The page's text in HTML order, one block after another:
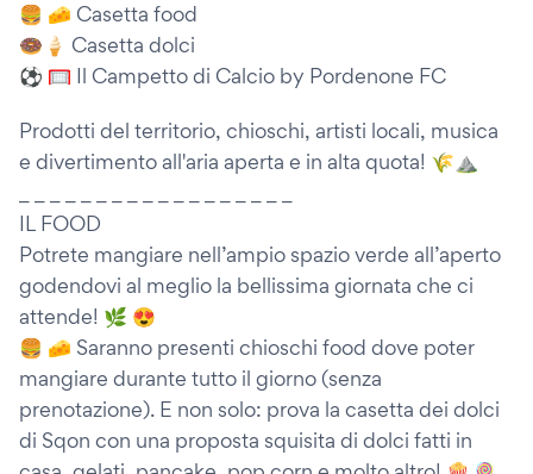
🍔 🧀 Casetta food
🍩🍦 Casetta dolci
⚽️ 🥅 Il Campetto di Calcio by Pordenone FC
Prodotti del territorio, chioschi, artisti locali, musica
e divertimento all'aria aperta e in alta quota! 🌾⛰
IL FOOD
Potrete mangiare nell’ampio spazio verde all’aperto
godendovi al meglio la bellissima giornata che ci
attende! 🌿 😍
🍔 🧀 Saranno presenti chioschi food dove poter
mangiare durante tutto il giorno (senza
prenotazione). E non solo: prova la casetta dei dolci
di Sqon con una proposta squisita di dolci fatti in